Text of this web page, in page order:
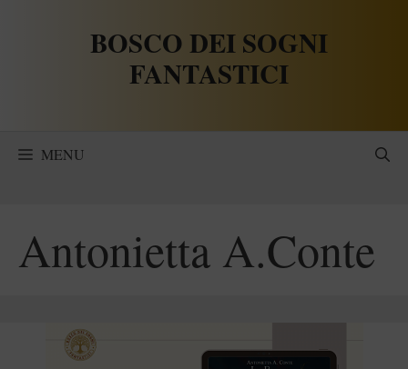
BOSCO DEI SOGNI
FANTASTICI
MENU
Antonietta A.Conte